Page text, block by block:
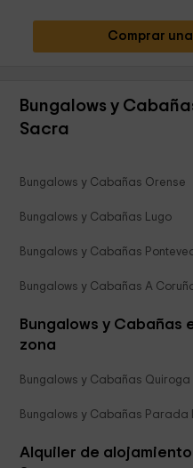
Comprar
Bungalows y
Sacra
Bungalows y Cabañas Orense
Bungalows y Cabañas Lugo
Bungalows y Cabañas
Bungalows y Cabañas A
Bungalows y Cabañas
zona
Bungalows y Cabañas Quiroga
Bungalows y Cabañas Parada
Alquiler de